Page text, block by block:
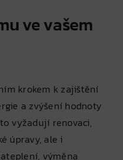
ve vašem
krokem k zajištění
a zvýšení hodnoty
vyžadují renovaci,
úpravy, ale i
výměna